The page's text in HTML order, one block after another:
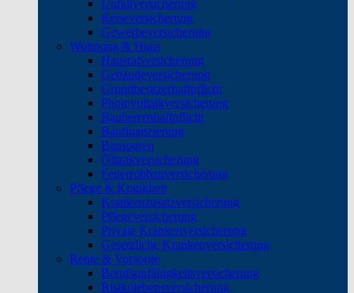
Unfallversicherung
Reiseversicherung
Gewerbeversicherung
Wohnung & Haus
Hausratversicherung
Gebäudeversicherung
Grundbesitzerhaftpflicht
Photovoltaikversicherung
Bauherrenhaftpflicht
Baufinanzierung
Bausparen
Öltankversicherung
Feuerrohbauversicherung
Pflege & Krankheit
Krankenzusatzversicherung
Pflegeversicherung
Private Krankenversicherung
Gesetzliche Krankenversicherung
Rente & Vorsorge
Berufs­unfähigkeitsversicherung
Risikolebensversicherung